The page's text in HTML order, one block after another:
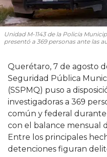
Unidad M-1143 de la Policía
presentó a 369 personas ante las
Querétaro, 7 de agosto
Seguridad Pública
(SSPMQ) puso a
investigadoras a 369
común y federal
con el balance mensual
Entre los principales
detenciones figuran